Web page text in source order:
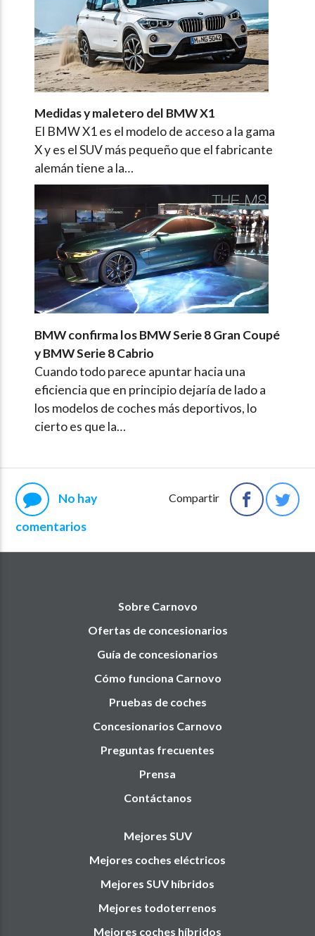
Medidas y maletero del BMW X1
El BMW X1 es el modelo de acceso a la gama
X y es el SUV más pequeño que el fabricante
alemán tiene a la…
BMW confirma los BMW Serie 8 Gran Coupé
y BMW Serie 8 Cabrio
Cuando todo parece apuntar hacia una
eficiencia que en principio dejaría de lado a
los modelos de coches más deportivos, lo
cierto es que la…
Compartir
No hay
comentarios
Sobre Carnovo
Ofertas de concesionarios
Guía de concesionarios
Cómo funciona Carnovo
Pruebas de coches
Concesionarios Carnovo
Preguntas frecuentes
Prensa
Contáctanos
Mejores SUV
Mejores coches eléctricos
Mejores SUV híbridos
Mejores todoterrenos
Mejores coches híbridos